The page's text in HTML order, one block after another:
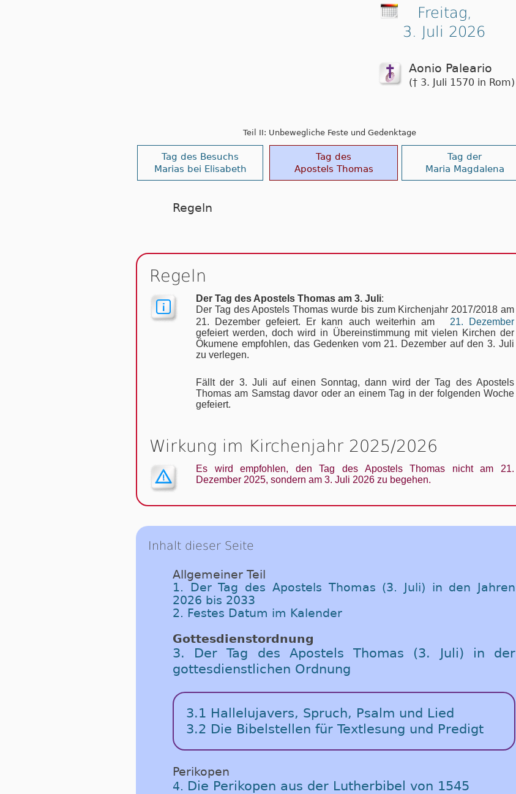
Freitag,
3. Juli 2026
Aonio Paleario
(† 3. Juli 1570 in Rom)
Teil II: Unbewegliche Feste und Gedenktage
Tag des Besuchs
Marias bei Elisabeth
Tag des
Apostels Thomas
Tag der
Maria Magdalena
Regeln
Regeln
Der Tag des Apostels Thomas am 3. Juli:
Der Tag des Apostels Thomas wurde bis zum Kirchenjahr 2017/2018 am
21. Dezember gefeiert. Er kann auch weiterhin am
21. Dezember
gefeiert wer­den, doch wird in Übereinstimmung mit vielen Kirchen der
Ökumene empfohlen, das Gedenken vom 21. Dezember auf den 3. Juli
zu verlegen.
Fällt der 3. Juli auf einen Sonntag, dann wird der Tag des Apostels
Thomas am Samstag davor oder an einem Tag in der folgenden Woche
gefeiert.
Wirkung im Kirchenjahr 2025/2026
Es wird empfohlen, den Tag des Apostels Thomas nicht am 21.
Dezember 2025, sondern am 3. Juli 2026 zu begehen.
Inhalt dieser Seite
Allgemeiner Teil
1. Der Tag des Apostels Thomas (3. Juli) in den Jahren
2026 bis 2033
2. Festes Datum im Kalender
Gottesdienstordnung
3. Der Tag des Apostels Thomas (3. Juli) in der
gottesdienstlichen Ordnung
3.1 Hallelujavers, Spruch, Psalm und Lied
3.2 Die Bibelstellen für Textlesung und Predigt
Perikopen
4. Die Perikopen aus der Lutherbibel von 1545